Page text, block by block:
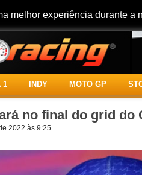
melhor experiência durante a
1 INDY MOTO GP
no final do grid do
2022 às 9:25